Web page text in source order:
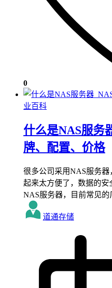
0
业百科
什么是NAS服务
牌、配置、价格
很多公司采用NAS服务
起来太方便了，数据的
NAS服务器，目前常见
道通存储